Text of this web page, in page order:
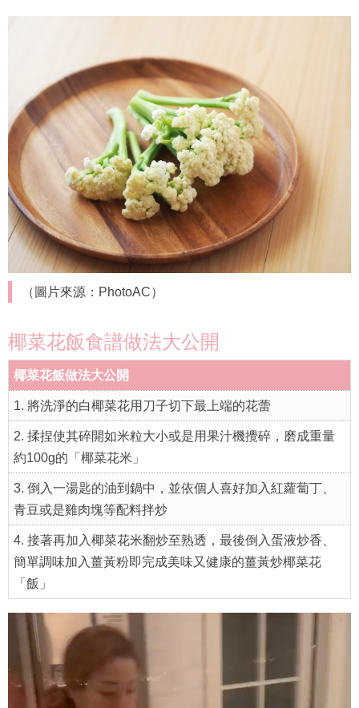
（圖片來源：PhotoAC）
「椰菜花飯減肥法」顧名思義是以「障眼法」的方式將椰菜
花取代白飯，因為白椰菜花的顏色與煮熟後的口感相似白
飯，因此會有種吃白飯的錯覺。一起看看怎樣做吧！
（圖片來源：PhotoAC）
椰菜花飯食譜做法大公開
椰菜花飯做法大公開
1. 將洗淨的白椰菜花用刀子切下最上端的花蕾
2. 揉捏使其碎開如米粒大小或是用果汁機攪碎，磨成重量
約100g的「椰菜花米」